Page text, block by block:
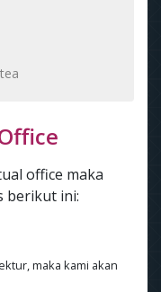
office maka
berikut ini:
maka kami akan